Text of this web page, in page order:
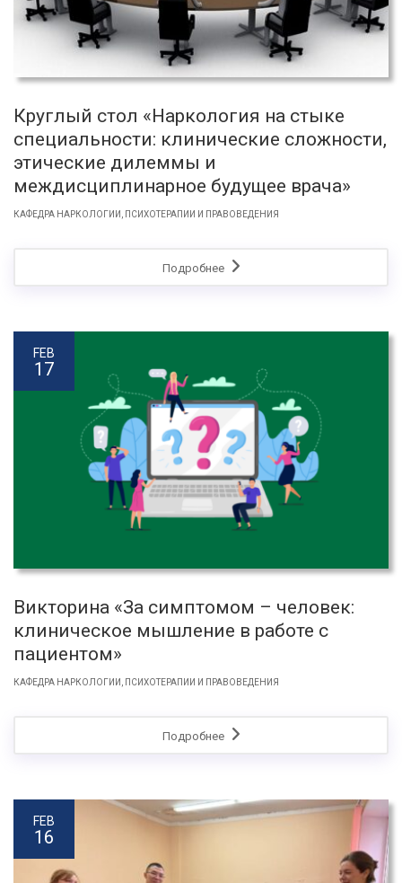
Круглый стол «Наркология на стыке
специальности: клинические сложности,
этические дилеммы и
междисциплинарное будущее врача»
КАФЕДРА НАРКОЛОГИИ, ПСИХОТЕРАПИИ И ПРАВОВЕДЕНИЯ
Подробнее
FEB
17
Викторина «За симптомом – человек:
клиническое мышление в работе с
пациентом»
КАФЕДРА НАРКОЛОГИИ, ПСИХОТЕРАПИИ И ПРАВОВЕДЕНИЯ
Подробнее
FEB
16